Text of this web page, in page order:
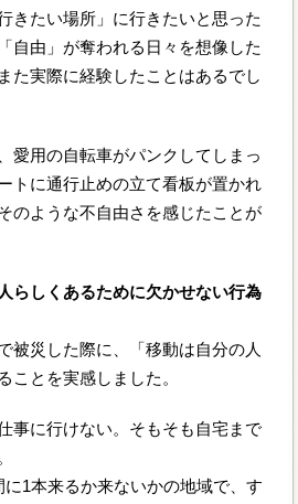
きたい場所」に行きたいと思った
自由」が奪われる日々を想像した
実際に経験したことはあるでし
愛用の自転車がパンクしてしまっ
トに通行止めの立て看板が置かれ
のような不自由さを感じたことが
らしくあるために欠かせない行為
被災した際に、「移動は自分の人
ことを実感しました。
事に行けない。そもそも自宅まで
に1本来るか来ないかの地域で、す